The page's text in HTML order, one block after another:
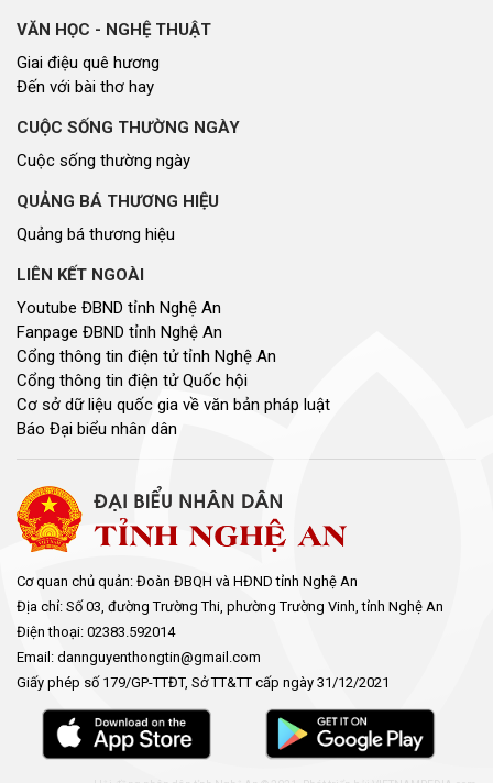
VĂN HỌC - NGHỆ THUẬT
Giai điệu quê hương
Đến với bài thơ hay
CUỘC SỐNG THƯỜNG NGÀY
Cuộc sống thường ngày
QUẢNG BÁ THƯƠNG HIỆU
Quảng bá thương hiệu
LIÊN KẾT NGOÀI
Youtube ĐBND tỉnh Nghệ An
Fanpage ĐBND tỉnh Nghệ An
Cổng thông tin điện tử tỉnh Nghệ An
Cổng thông tin điện tử Quốc hội
Cơ sở dữ liệu quốc gia về văn bản pháp luật
Báo Đại biểu nhân dân
Cơ quan chủ quản: Đoàn ĐBQH và HĐND tỉnh Nghệ An
Địa chỉ: Số 03, đường Trường Thi, phường Trường Vinh, tỉnh Nghệ An
Điện thoại: 02383.592014
Email: dannguyenthongtin@gmail.com
Giấy phép số 179/GP-TTĐT, Sở TT&TT cấp ngày 31/12/2021